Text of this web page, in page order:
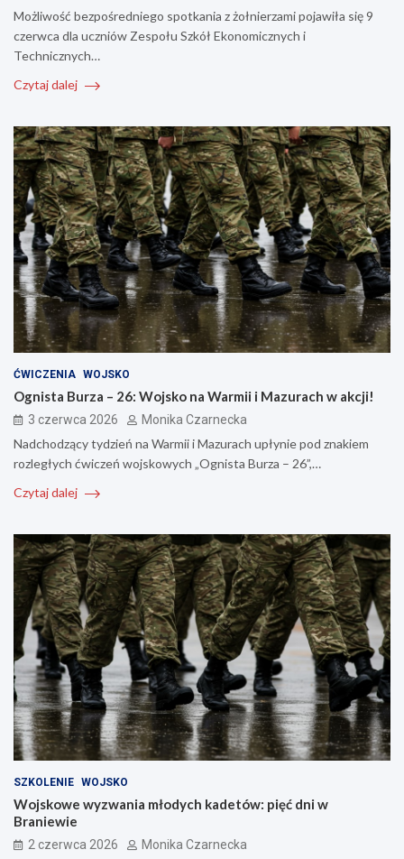
Możliwość bezpośredniego spotkania z żołnierzami pojawiła się 9
czerwca dla uczniów Zespołu Szkół Ekonomicznych i
Technicznych…
Czytaj dalej
ĆWICZENIA WOJSKO
Ognista Burza – 26: Wojsko na Warmii i Mazurach w akcji!
3 czerwca 2026 Monika Czarnecka
Nadchodzący tydzień na Warmii i Mazurach upłynie pod znakiem
rozległych ćwiczeń wojskowych „Ognista Burza – 26”,…
Czytaj dalej
SZKOLENIE WOJSKO
Wojskowe wyzwania młodych kadetów: pięć dni w
Braniewie
2 czerwca 2026 Monika Czarnecka